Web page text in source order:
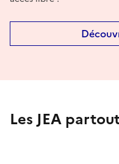
Les JEA